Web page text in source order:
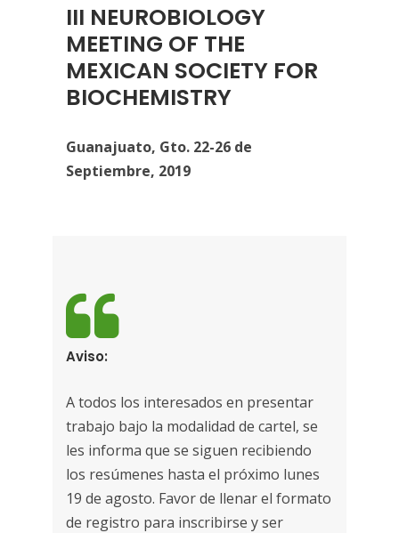
III NEUROBIOLOGY
MEETING OF THE
MEXICAN SOCIETY FOR
BIOCHEMISTRY
Guanajuato, Gto. 22-26 de
Septiembre, 2019
Aviso:
A todos los interesados en presentar
trabajo bajo la modalidad de cartel, se
les informa que se siguen recibiendo
los resúmenes hasta el próximo lunes
19 de agosto. Favor de llenar el formato
de registro para inscribirse y ser